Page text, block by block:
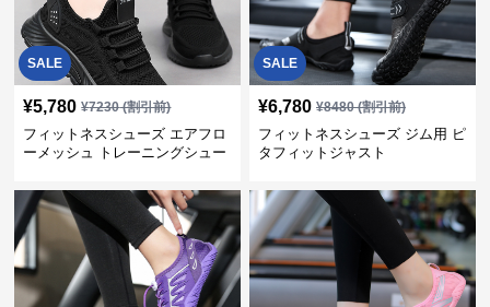
SALE
¥5,780 ¥7230(割引前)
フィットネスシューズ エアフロ
ーメッシュ トレーニングシュー
SALE
¥6,780 ¥8480(割引前)
フィットネスシューズ ジム用 ピ
タフィットジャスト